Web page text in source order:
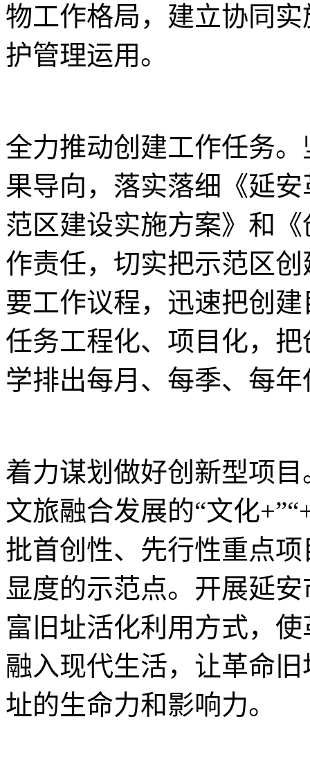
物工作格局，建立协同
护管理运用。
全力推动创建工作任务
果导向，落实落细《延
范区建设实施方案》和
作责任，切实把示范区
要工作议程，迅速把创
任务工程化、项目化，
学排出每月、每季、每
着力谋划做好创新型项
文旅融合发展的“文化
批首创性、先行性重点
显度的示范点。开展延
富旧址活化利用方式，
融入现代生活，让革命
址的生命力和影响力。